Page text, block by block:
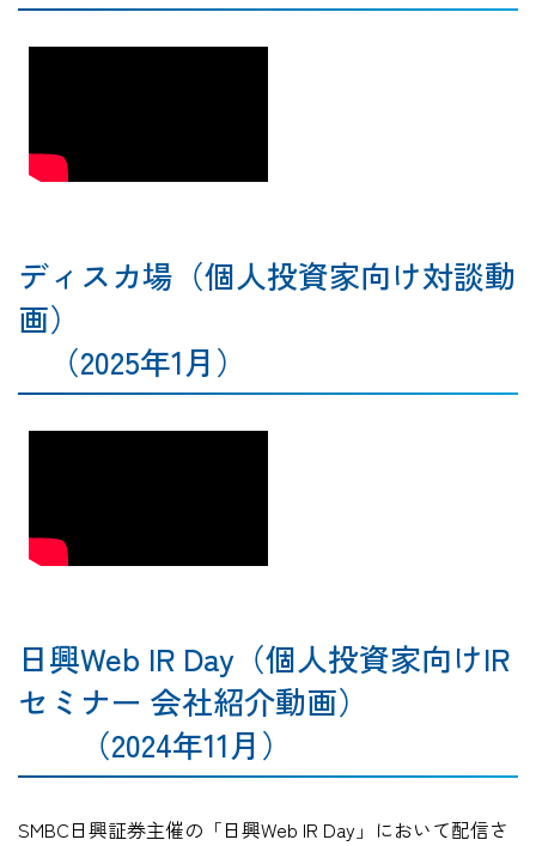
ディスカ場（個人投資家向け対談動
画）
（2025年1月）
日興Web IR Day（個人投資家向けIR
セミナー 会社紹介動画）
（2024年11月）
SMBC日興証券主催の「日興Web IR Day」において配信さ